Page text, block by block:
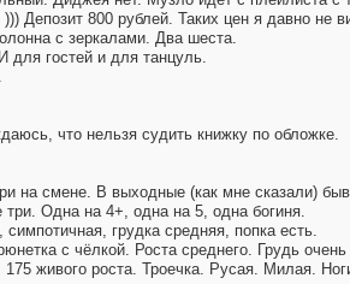
Депозит 800 рублей. Таких цен я давно не
с зеркалами. Два шеста.
для гостей и для танцуль.
что нельзя судить книжку по обложке.
на смене. В выходные (как мне сказали)
Одна на 4+, одна на 5, одна богиня.
симпотичная, грудка средняя, попка есть.
с чёлкой. Роста среднего. Грудь
живого роста. Троечка. Русая. Милая.